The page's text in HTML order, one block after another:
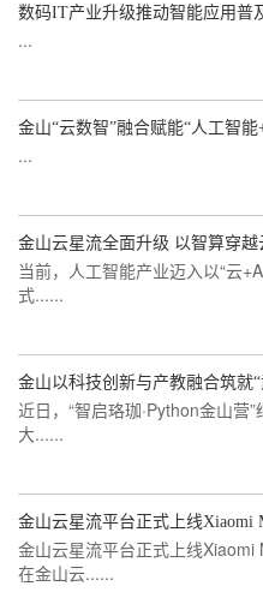
数码IT产业升级推动智能应用普
...
金山“云数智”融合赋能“人工智能
...
金山云星流全面升级 以智算穿
当前，人工智能产业迈入以“云
式......
金山以科技创新与产教融合筑就
近日，“智启珞珈·Python金山营
大......
金山云星流平台正式上线Xiaomi
金山云星流平台正式上线
在金山云......